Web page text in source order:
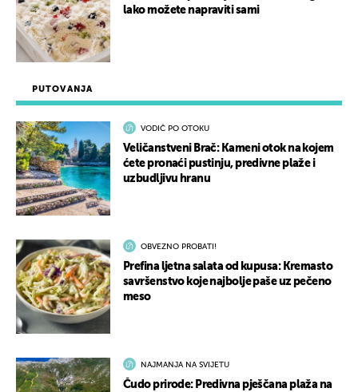
PUTOVANJA
VODIČ PO OTOKU
Veličanstveni Brač: Kameni otok na kojem
ćete pronaći pustinju, predivne plaže i
uzbudljivu hranu
OBVEZNO PROBATI!
Prefina ljetna salata od kupusa: Kremasto
savršenstvo koje najbolje paše uz pečeno
meso
NAJMANJA NA SVIJETU
Čudo prirode: Predivna pješčana plaža na
lako možete napraviti sami